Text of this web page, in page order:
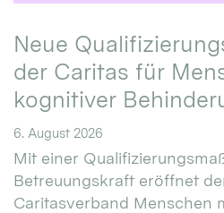
Neue
der Caritas für
kognitiver
6. August 2026
Mit einer
Betreuungskraft eröffnet
Caritasverband Menschen